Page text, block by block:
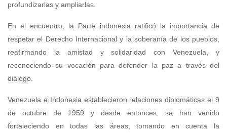
profundizarlas y ampliarlas.
En el encuentro, la Parte indonesia ratificó la importancia de
respetar el Derecho Internacional y la soberanía de los pueblos,
reafirmando la amistad y solidaridad con Venezuela, y
reconociendo su vocación para defender la paz a través del
diálogo.
Venezuela e Indonesia establecieron relaciones diplomáticas el 9
de octubre de 1959 y desde entonces, se han venido
fortaleciendo en todas las áreas, tomando en cuenta la